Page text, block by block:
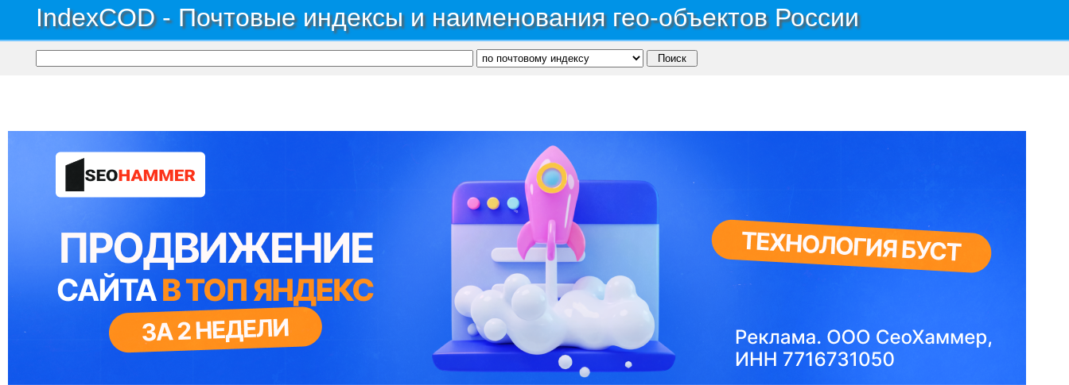
IndexCOD - Почтовые индексы и наименования гео-объектов России